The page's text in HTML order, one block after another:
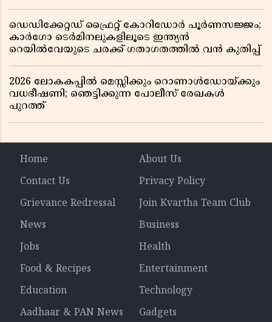
ഡെഡിക്കേറ്റഡ് ഫ്രൈറ്റ് കോറിഡോർ പൂർണസജ്ജം;
കാർഗോ ടെർമിനലുകളിലൂടെ ഇന്ത്യൻ
റെയിൽവേയുടെ ചരക്ക് ഗതാഗതത്തിൽ വൻ കുതിപ്പ്
2026 ലോകകപ്പിൽ മെസ്സിക്കും റൊണാൾഡോയ്ക്കും
വധഭീഷണി; ഞെട്ടിക്കുന്ന പോലീസ് രേഖകൾ
പുറത്ത്
Home
About Us
Contact Us
Privacy Policy
Grievance Redressal
Join Kvartha Team Club
News
Business
Jobs
Health
Food & Recipes
Entertainment
Education
Technology
Aadhaar & PAN News
Gadgets